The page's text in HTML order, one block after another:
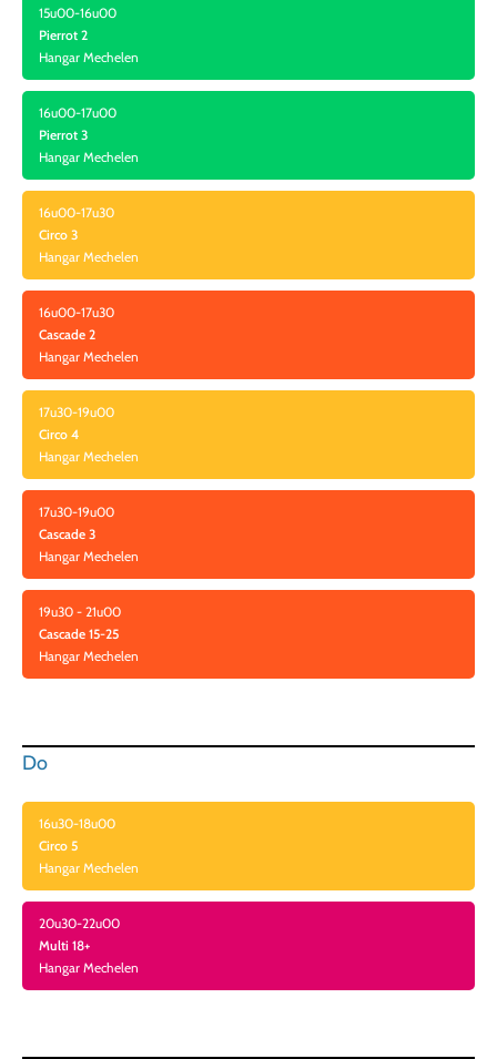
15u00-16u00
Pierrot 2
Hangar Mechelen
16u00-17u00
Pierrot 3
Hangar Mechelen
16u00-17u30
Circo 3
Hangar Mechelen
16u00-17u30
Cascade 2
Hangar Mechelen
17u30-19u00
Circo 4
Hangar Mechelen
17u30-19u00
Cascade 3
Hangar Mechelen
19u30 - 21u00
Cascade 15-25
Hangar Mechelen
Do
16u30-18u00
Circo 5
Hangar Mechelen
20u30-22u00
Multi 18+
Hangar Mechelen